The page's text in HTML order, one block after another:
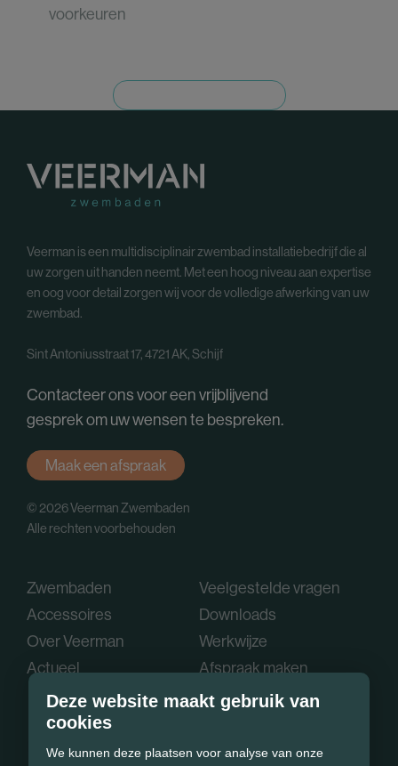
Deze website maakt gebruik van
cookies
We kunnen deze plaatsen voor analyse van onze
voorkeuren
Veerman is een multidisciplinair zwembad installatiebedrijf die al
uw zorgen uit handen neemt. Met een hoog niveau aan expertise
en oog voor detail zorgen wij voor de volledige afwerking van uw
zwembad.
Sint Antoniusstraat 17, 4721 AK, Schijf
Contacteer ons voor een vrijblijvend
gesprek om uw wensen te bespreken.
Maak een afspraak
© 2026 Veerman Zwembaden
Alle rechten voorbehouden
Zwembaden
Accessoires
Over Veerman
Actueel
Veelgestelde vragen
Downloads
Werkwijze
Afspraak maken